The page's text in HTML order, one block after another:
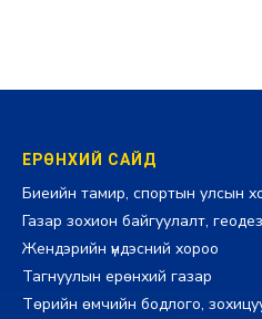
ЕРӨНХИЙ САЙД
Биеийн тамир, спортын улсын
Газар зохион байгуулалт,
Жендэрийн үндэсний хороо
Тагнуулын ерөнхий газар
Төрийн өмчийн бодлого,